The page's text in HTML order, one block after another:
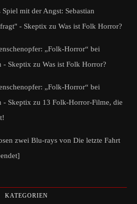
mit der Angst: Sebastian
- Skeptix zu Was ist Folk Horror?
„Folk-Horror“ bei
- Skeptix zu Was ist Folk Horror?
„Folk-Horror“ bei
- Skeptix zu 13 Folk-Horror-Filme, die
zwei Blu-rays von Die letzte Fahrt
KATEGORIEN